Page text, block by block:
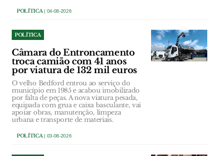
POLÍTICA| 04-08-2026
POLÍTICA
Câmara do Entroncamento
troca camião com 41 anos
por viatura de 132 mil euros
O velho Bedford entrou ao serviço do
município em 1985 e acabou imobilizado
por falta de peças. A nova viatura pesada,
equipada com grua e caixa basculante, vai
apoiar obras, manutenção, limpeza
urbana e transporte de materiais.
POLÍTICA| 03-08-2026